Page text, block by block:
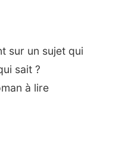
un sujet qui
sait ?
à lire